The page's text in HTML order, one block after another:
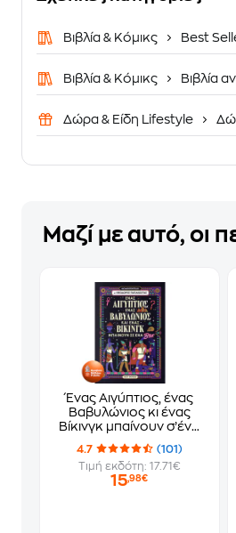
Βιβλία & Κόμικς Best
Βιβλία & Κόμικς Βιβλία
Δώρα & Είδη Lifestyle
Μαζί με αυτό, οι
Ένας Αιγύπτιος, ένας
Βαβυλώνιος κι ένας
Βίκινγκ μπαίνουν σ’ένα
μπαρ
4.7
(101)
Τιμή εκδότη: 17.71€
15,98€